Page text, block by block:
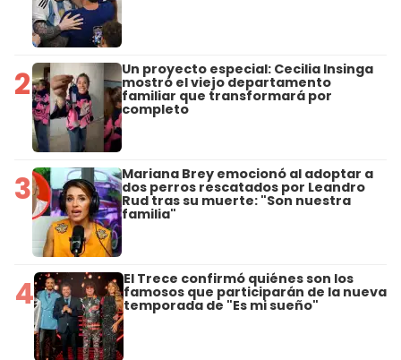
2 Un proyecto especial: Cecilia Insinga
mostró el viejo departamento
familiar que transformará por
completo
3 Mariana Brey emocionó al adoptar a
dos perros rescatados por Leandro
Rud tras su muerte: "Son nuestra
familia"
4 El Trece confirmó quiénes son los
famosos que participarán de la nueva
temporada de "Es mi sueño"